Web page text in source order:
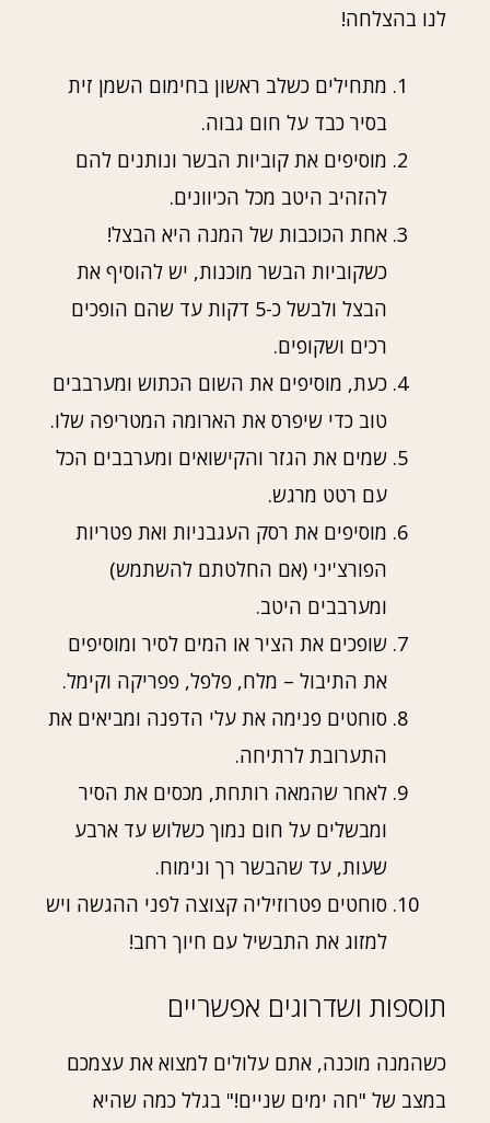
לנו בהצלחה!
מתחילים כשלב ראשון בחימום השמן זית
בסיר כבד על חום גבוה.
מוסיפים את קוביות הבשר ונותנים להם
להזהיב היטב מכל הכיוונים.
אחת הכוכבות של המנה היא הבצל!
כשקוביות הבשר מוכנות, יש להוסיף את
הבצל ולבשל כ-5 דקות עד שהם הופכים
רכים ושקופים.
כעת, מוסיפים את השום הכתוש ומערבבים
טוב כדי שיפרס את הארומה המטריפה שלו.
שמים את הגזר והקישואים ומערבבים הכל
עם רטט מרגש.
מוסיפים את רסק העגבניות ואת פטריות
הפורצ'יני (אם החלטתם להשתמש)
ומערבבים היטב.
שופכים את הציר או המים לסיר ומוסיפים
את התיבול – מלח, פלפל, פפריקה וקימל.
סוחטים פנימה את עלי הדפנה ומביאים את
התערובת לרתיחה.
לאחר שהמאה רותחת, מכסים את הסיר
ומבשלים על חום נמוך כשלוש עד ארבע
שעות, עד שהבשר רך ונימוח.
סוחטים פטרוזיליה קצוצה לפני ההגשה ויש
למזוג את התבשיל עם חיוך רחב!
תוספות ושדרוגים אפשריים
כשהמנה מוכנה, אתם עלולים למצוא את עצמכם
במצב של "חה ימים שניים!" בגלל כמה שהיא